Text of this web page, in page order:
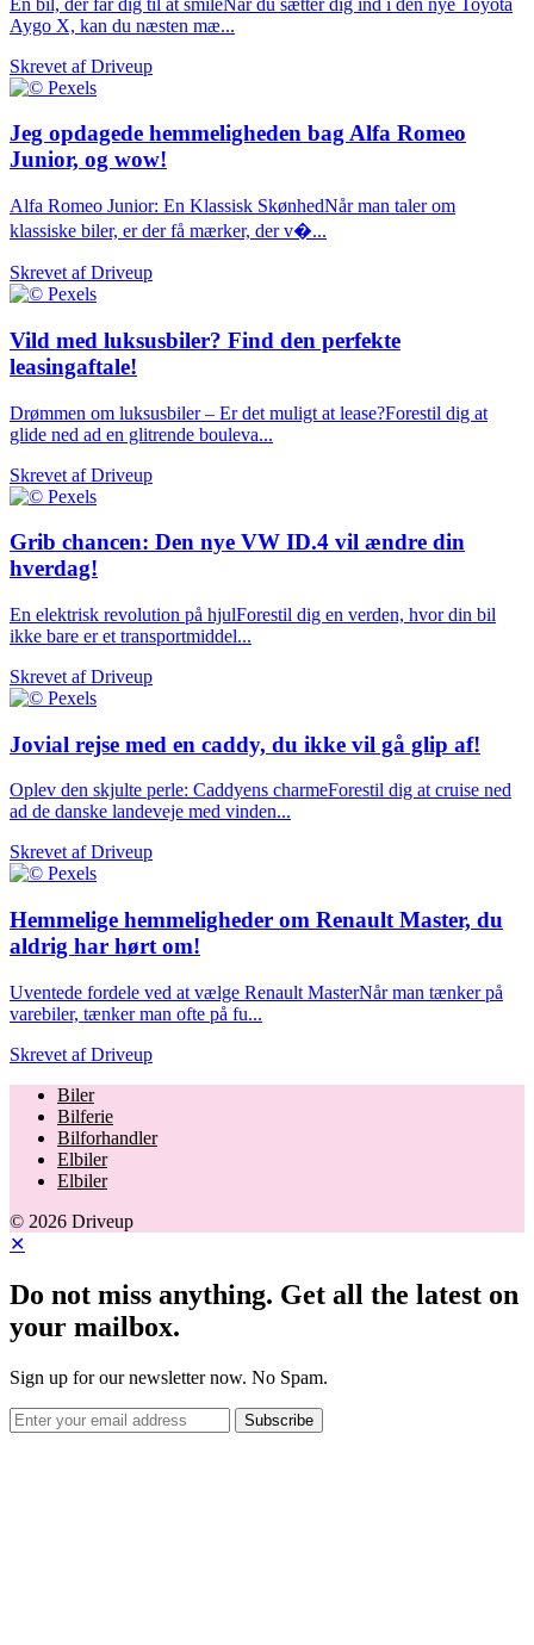
Aygo X, kan du næsten mæ...
Skrevet afDriveup
Jeg opdagede hemmeligheden bag Alfa Romeo
Junior, og wow!
Alfa Romeo Junior: En Klassisk SkønhedNår man taler om
klassiske biler, er der få mærker, der v�...
Skrevet afDriveup
Vild med luksusbiler? Find den perfekte
leasingaftale!
Drømmen om luksusbiler – Er det muligt at lease?Forestil dig at
glide ned ad en glitrende bouleva...
Skrevet afDriveup
Grib chancen: Den nye VW ID.4 vil ændre din
hverdag!
En elektrisk revolution på hjulForestil dig en verden, hvor din bil
ikke bare er et transportmiddel...
Skrevet afDriveup
Jovial rejse med en caddy, du ikke vil gå glip af!
Oplev den skjulte perle: Caddyens charmeForestil dig at cruise ned
ad de danske landeveje med vinden...
Skrevet afDriveup
Hemmelige hemmeligheder om Renault Master, du
aldrig har hørt om!
Uventede fordele ved at vælge Renault MasterNår man tænker på
varebiler, tænker man ofte på fu...
Skrevet afDriveup
Biler
Bilferie
Bilforhandler
Elbiler
Elbiler
© 2026 Driveup
✕
Do not miss anything. Get all the latest on
your mailbox.
Sign up for our newsletter now. No Spam.